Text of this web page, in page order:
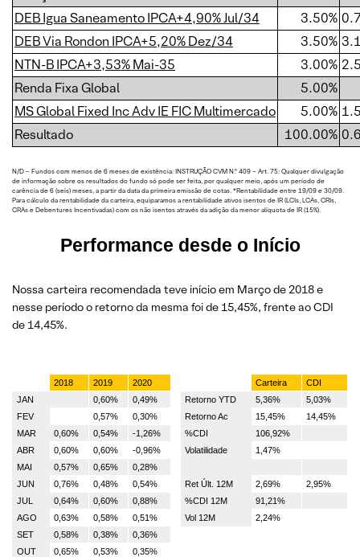
DEB Igua Saneamento IPCA+4,90% Jul/34
3.50%
DEB Via Rondon IPCA+5,20% Dez/34
3.50%
NTN-B IPCA+3,53% Mai-35
3.00%
Renda Fixa Global
5.00%
MS Global Fixed Inc Adv IE FIC Multimercado
5.00%
Resultado
100.00%
N/D – Fundos com menos de 6 meses de existência: INSTRUÇÃO CVM N.º 409 – Art. 75: Qualquer divulgação
de informação sobre os resultados do fundo só pode ser feita, por qualquer meio, após um período de
carência de 6 (seis) meses, a partir da data da primeira emissão de cotas. *Rentabilidade entre 19/09 e 30/09.
Para cálculo da rentabilidade da carteira, equiparamos a rentabilidade ativos isentos de IR (LCIs, LCAs, CRIs,
CRAs e Debentures Incentivadas) com os não isentos através da adição da menor alíquota de IR (15%).
Performance desde o Início
Nossa carteira recomendada teve início em Março de 2018 e
nesse período o retorno da mesma foi de 15,45%, frente ao CDI
de 14,45%.
2018 2019 2020 Carteira
CDI
JAN
0,60% 0,49% Retorno YTD 5,36%
5,03%
FEV
0,57% 0,30% Retorno Ac 15,45%
14,45%
MAR
0,60% 0,54% -1,26% %CDI
106,92%
ABR
0,60% 0,60% -0,96% Volatilidade
1,47%
MAI
0,57% 0,65%
0,28%
JUN
0,76% 0,48% 0,54% Ret Últ. 12M 2,69%
2,95%
JUL
0,64% 0,60% 0,88% %CDI 12M
91,21%
AGO
0,63% 0,58% 0,51% Vol 12M
2,24%
SET
0,58% 0,38%
0,36%
OUT
0,65% 0,53%
0,35%